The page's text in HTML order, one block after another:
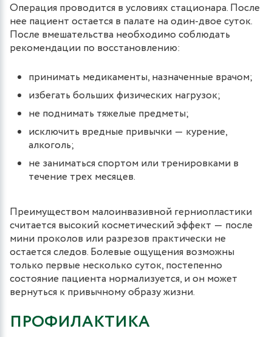
Операция проводится в условиях стационара. После
нее пациент остается в палате на один-двое суток.
После вмешательства необходимо соблюдать
рекомендации по восстановлению:
принимать медикаменты, назначенные врачом;
избегать больших физических нагрузок;
не поднимать тяжелые предметы;
исключить вредные привычки ― курение,
алкоголь;
не заниматься спортом или тренировками в
течение трех месяцев.
Преимуществом малоинвазивной герниопластики
считается высокий косметический эффект ― после
мини проколов или разрезов практически не
остается следов. Болевые ощущения возможны
только первые несколько суток, постепенно
состояние пациента нормализуется, и он может
вернуться к привычному образу жизни.
ПРОФИЛАКТИКА